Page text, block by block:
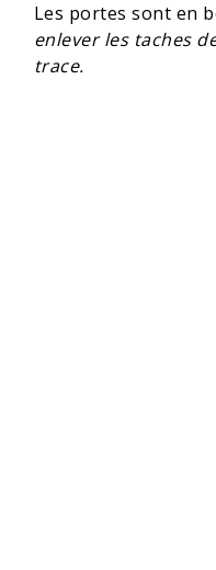
Les portes sont en
enlever les taches
trace.